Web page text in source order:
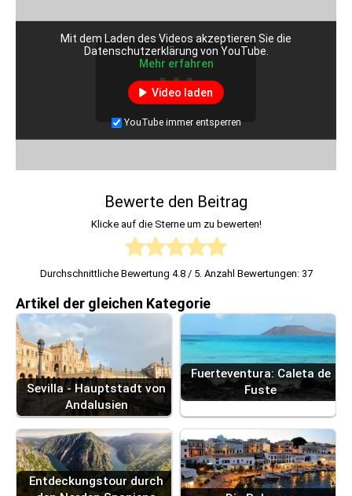
Mit dem Laden des Videos akzeptieren Sie die
Datenschutzerklärung von YouTube.
Mehr erfahren
Video laden
YouTube immer entsperren
Bewerte den Beitrag
Klicke auf die Sterne um zu bewerten!
Durchschnittliche Bewertung 4.8/ 5. Anzahl Bewertungen: 37
Artikel der gleichen Kategorie
Sevilla - Hauptstadt von
Andalusien
Fuerteventura: Caleta de
Fuste
Entdeckungstour durch